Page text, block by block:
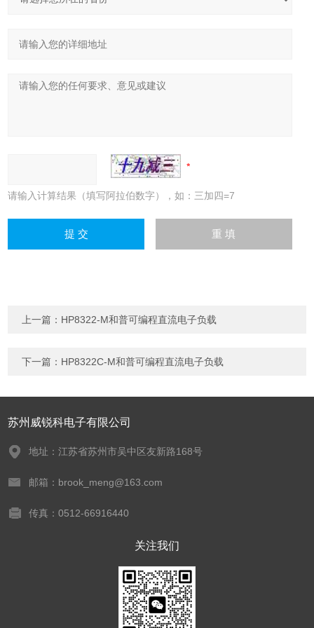
请输入计算结果（填写阿拉伯数字），如：三加四=7
上一篇： HP8322-M和普可编程直流电子负载
下一篇： HP8322C-M和普可编程直流电子负载
苏州威锐科电子有限公司
地址：江苏省苏州市吴中区友新路168号
邮箱：brook_meng@163.com
传真：0512-66916440
关注我们